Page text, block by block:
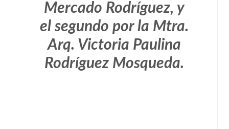
Mercado Rodríguez, y
el segundo por la Mtra.
Arq. Victoria Paulina
Rodríguez Mosqueda.